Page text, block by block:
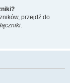
przejdź do
.